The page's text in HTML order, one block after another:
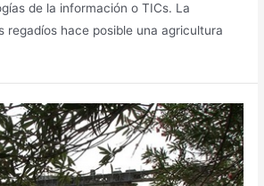
de la información o TICs. La
regadíos hace posible una agricultura